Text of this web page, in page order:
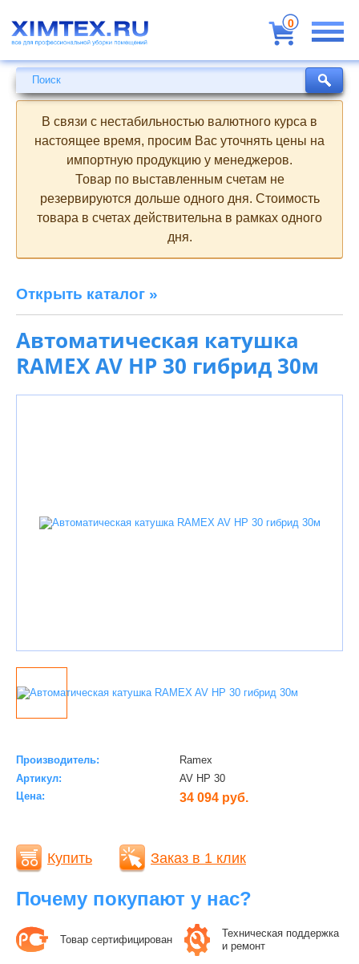
для
профессиональной
уборки
помещений
Поиск
В связи с нестабильностью валютного курса в
настоящее время, просим Вас уточнять цены на
импортную продукцию у менеджеров.
Товар по выставленным счетам не
резервируются дольше одного дня. Стоимость
товара в счетах действительна в рамках одного
дня.
Открыть каталог »
Автоматическая катушка
RAMEX AV HP 30 гибрид 30м
Производитель:
Ramex
Артикул:
AV HP 30
Цена:
34 094 руб.
Купить Заказ в 1 клик
Почему покупают у нас?
Товар сертифицирован
Техническая поддержка
и ремонт
Поиск
0